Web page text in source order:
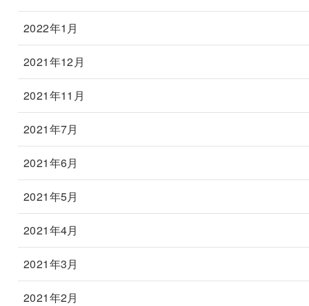
2022年1月
2021年12月
2021年11月
2021年7月
2021年6月
2021年5月
2021年4月
2021年3月
2021年2月